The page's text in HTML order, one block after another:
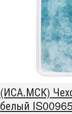
(ИСА.МСК)
белый